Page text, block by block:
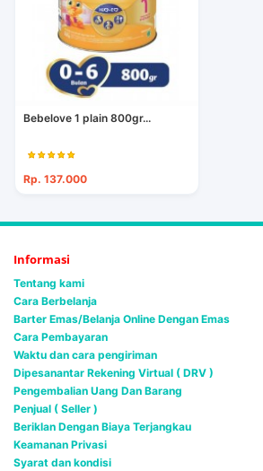
Bebelove 1 plain 800gr...
Rp. 137.000
Informasi
Tentang kami
Cara Berbelanja
Barter Emas/Belanja Online Dengan Emas
Cara Pembayaran
Waktu dan cara pengiriman
Dipesanantar Rekening Virtual ( DRV )
Pengembalian Uang Dan Barang
Penjual ( Seller )
Beriklan Dengan Biaya Terjangkau
Keamanan Privasi
Syarat dan kondisi